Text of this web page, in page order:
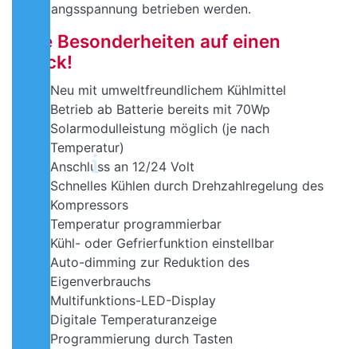
Eingangsspannung betrieben werden.
Die Besonderheiten auf einen
Blick!
Neu mit umweltfreundlichem Kühlmittel
Betrieb ab Batterie bereits mit 70Wp
Solarmodulleistung möglich (je nach
Temperatur)
Anschluss an 12/24 Volt
Schnelles Kühlen durch Drehzahlregelung des
Kompressors
Temperatur programmierbar
Kühl- oder Gefrierfunktion einstellbar
Auto-dimming zur Reduktion des
Eigenverbrauchs
Multifunktions-LED-Display
Digitale Temperaturanzeige
Programmierung durch Tasten